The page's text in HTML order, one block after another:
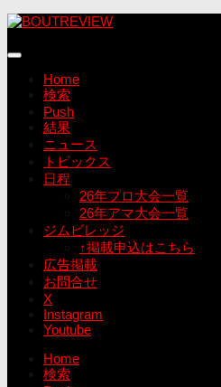
コ
テ
Home
検索
Push
結果
ニュース
トピックス
日程
26年プロ大会一覧
26年アマ大会一覧
ジムビレッジ
↑掲載申込はこちら
広告掲載
お問合せ
X
Instagram
Youtube
Home
検索